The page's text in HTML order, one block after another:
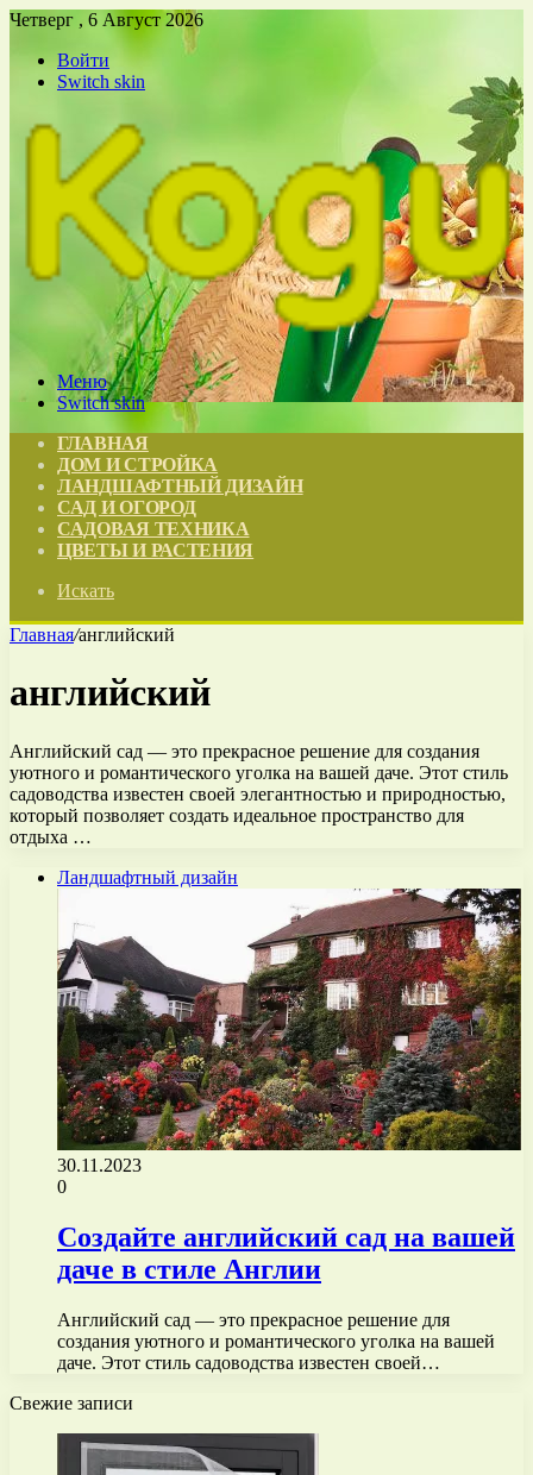
Четверг , 6 Август 2026
Войти
Switch skin
Меню
Switch skin
ГЛАВНАЯ
ДОМ И СТРОЙКА
ЛАНДШАФТНЫЙ ДИЗАЙН
САД И ОГОРОД
САДОВАЯ ТЕХНИКА
ЦВЕТЫ И РАСТЕНИЯ
Искать
Главная/английский
английский
Английский сад — это прекрасное решение для создания
уютного и романтического уголка на вашей даче. Этот стиль
садоводства известен своей элегантностью и природностью,
который позволяет создать идеальное пространство для
отдыха …
Ландшафтный дизайн
30.11.2023
0
Создайте английский сад на вашей
даче в стиле Англии
Английский сад — это прекрасное решение для
создания уютного и романтического уголка на вашей
даче. Этот стиль садоводства известен своей…
Свежие записи